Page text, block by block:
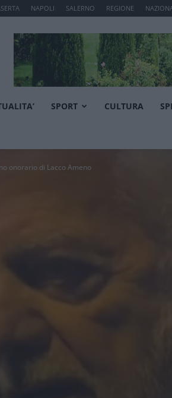
NAPOLI SALERNO REGIONE
SPORT CULTURA
onorario di Lacco Ameno